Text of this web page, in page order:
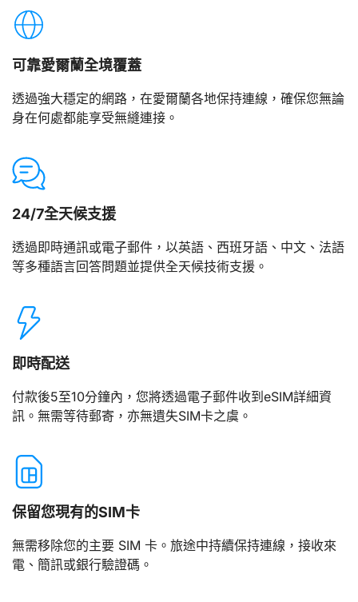
可靠愛爾蘭全境覆蓋
透過強大穩定的網路，在愛爾蘭各地保持連線，確保您無論
身在何處都能享受無縫連接。
24/7全天候支援
透過即時通訊或電子郵件，以英語、西班牙語、中文、法語
等多種語言回答問題並提供全天候技術支援。
即時配送
付款後5至10分鐘內，您將透過電子郵件收到eSIM詳細資
訊。無需等待郵寄，亦無遺失SIM卡之虞。
保留您現有的SIM卡
無需移除您的主要 SIM 卡。旅途中持續保持連線，接收來
電、簡訊或銀行驗證碼。